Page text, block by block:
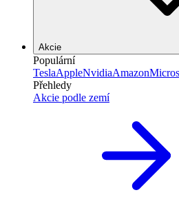
Akcie
Populární
TeslaAppleNvidiaAmazon
Přehledy
Akcie podle zemí